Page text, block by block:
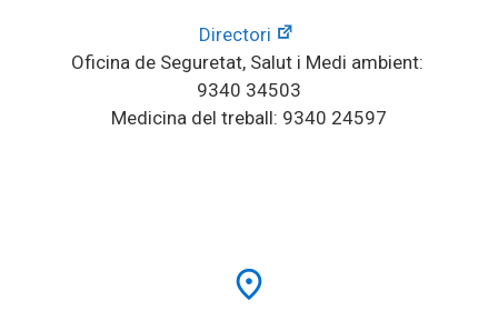
Directori
Oficina de Seguretat, Salut i Medi ambient:
9340 34503
Medicina del treball: 9340 24597
place